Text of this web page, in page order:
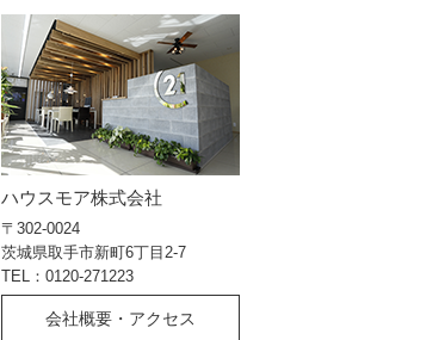
ハウスモア株式会社
〒302-0024
茨城県取手市新町6丁目2-7
TEL：0120-271223
会社概要・アクセス